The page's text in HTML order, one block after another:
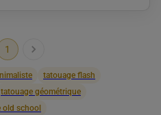
1
tatouage flash
tatouage géométrique
old school